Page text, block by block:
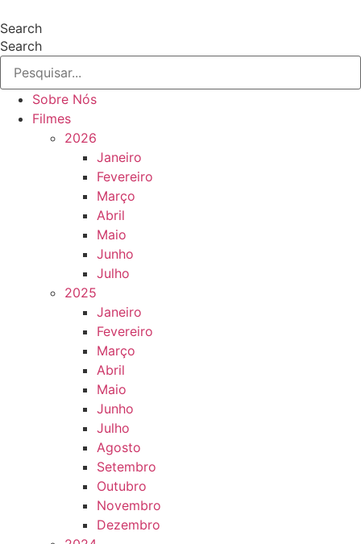
Search
Search
Sobre Nós
Filmes
2026
Janeiro
Fevereiro
Março
Abril
Maio
Junho
Julho
2025
Janeiro
Fevereiro
Março
Abril
Maio
Junho
Julho
Agosto
Setembro
Outubro
Novembro
Dezembro